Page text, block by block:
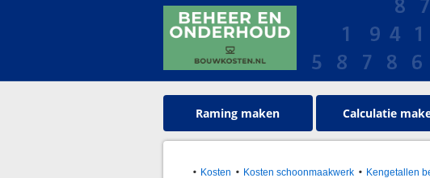
Raming maken Calculatie
Kosten Kosten schoonmaakwerk Kengetallen